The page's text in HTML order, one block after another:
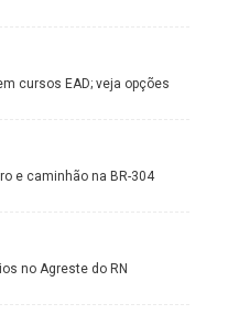
cursos EAD; veja opções
e caminhão na BR-304
no Agreste do RN